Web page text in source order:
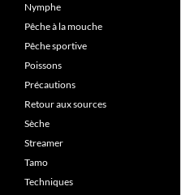
Nymphe
Pêche à la mouche
Pêche sportive
Poissons
Précautions
Retour aux sources
Sèche
Streamer
Tamo
Techniques